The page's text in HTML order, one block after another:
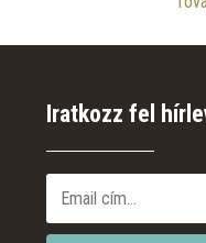
Iratkozz fel